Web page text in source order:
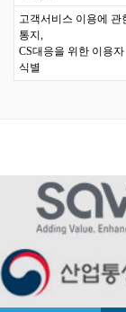
고객서비스 이용에 관
통지,
CS대응을 위한 이용자
식별